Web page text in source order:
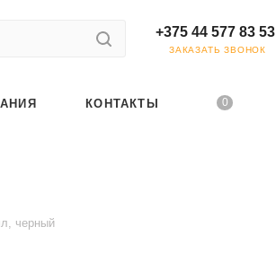
+375 44 577 83 53
ЗАКАЗАТЬ ЗВОНОК
0
КОНТАКТЫ
черный